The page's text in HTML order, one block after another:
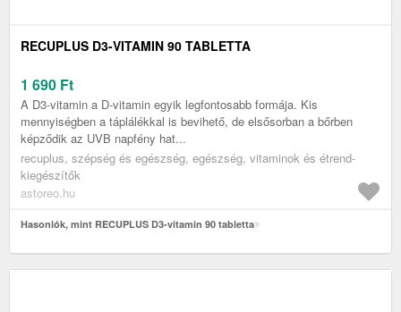
RECUPLUS D3-VITAMIN 90 TABLETTA
1 690 Ft
A D3-vitamin a D-vitamin egyik legfontosabb formája. Kis
mennyiségben a táplálékkal is bevihető, de elsősorban a bőrben
képződik az UVB napfény hat...
recuplus, szépség és egészség, egészség, vitaminok és étrend-
kiegészítők
astoreo.hu
Hasonlók, mint RECUPLUS D3-vitamin 90 tabletta